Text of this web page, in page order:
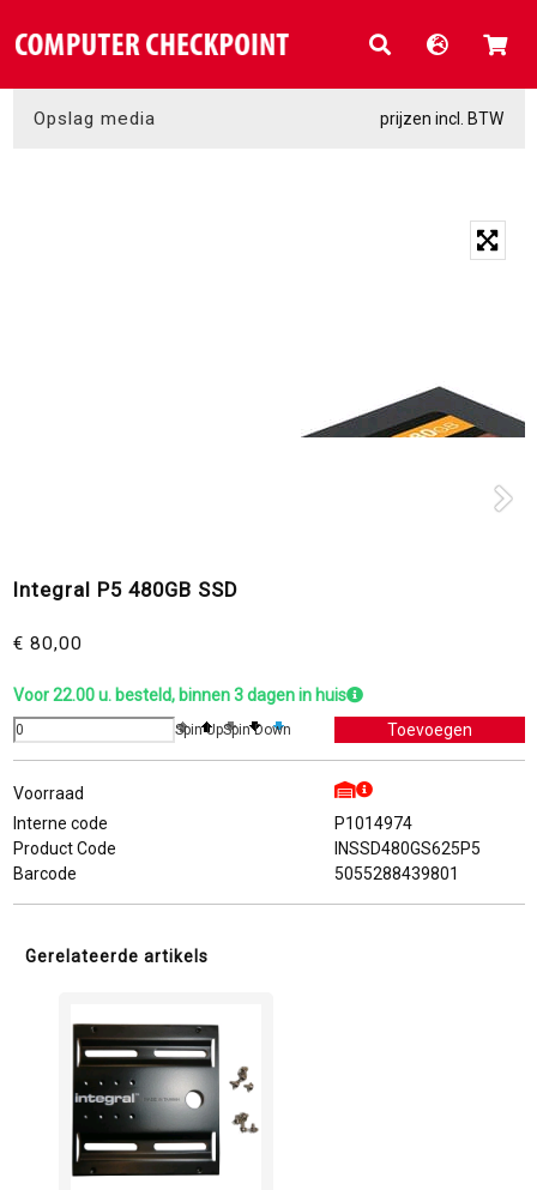
Opslag media prijzen incl. BTW
Integral P5 480GB SSD
€ 80,00
Voor 22.00 u. besteld, binnen 3 dagen in huis
Spin UpSpin Down
Voorraad
Interne code
P1014974
Product Code
INSSD480GS625P5
Barcode
5055288439801
Gerelateerde artikels